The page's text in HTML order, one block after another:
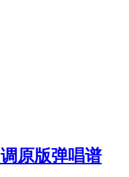
原版弹唱谱